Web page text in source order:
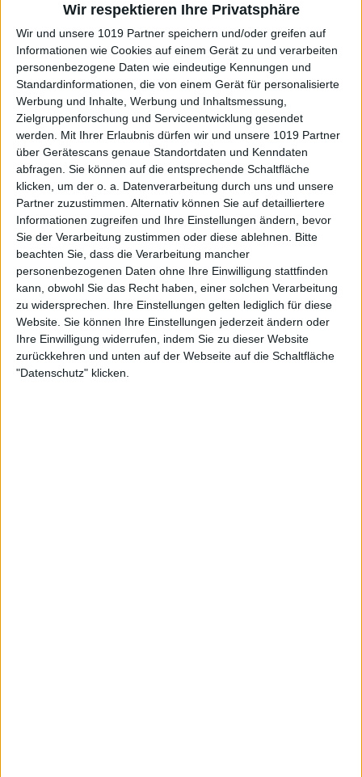
Wir respektieren Ihre Privatsphäre
Wir und unsere 1019 Partner speichern und/oder greifen auf
Informationen wie Cookies auf einem Gerät zu und verarbeiten
personenbezogene Daten wie eindeutige Kennungen und
Standardinformationen, die von einem Gerät für personalisierte
Werbung und Inhalte, Werbung und Inhaltsmessung,
Zielgruppenforschung und Serviceentwicklung gesendet
werden.
Mit Ihrer Erlaubnis dürfen wir und unsere 1019 Partner
über Gerätescans genaue Standortdaten und Kenndaten
abfragen. Sie können auf die entsprechende Schaltfläche
klicken, um der o. a. Datenverarbeitung durch uns und unsere
Partner zuzustimmen. Alternativ können Sie auf detailliertere
Informationen zugreifen und Ihre Einstellungen ändern, bevor
Sie der Verarbeitung zustimmen oder diese ablehnen.
Bitte
beachten Sie, dass die Verarbeitung mancher
personenbezogenen Daten ohne Ihre Einwilligung stattfinden
kann, obwohl Sie das Recht haben, einer solchen Verarbeitung
zu widersprechen. Ihre Einstellungen gelten lediglich für diese
Website. Sie können Ihre Einstellungen jederzeit ändern oder
Ihre Einwilligung widerrufen, indem Sie zu dieser Website
zurückkehren und unten auf der Webseite auf die Schaltfläche
"Datenschutz" klicken.